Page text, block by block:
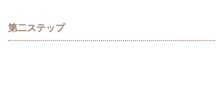
第二ステップ